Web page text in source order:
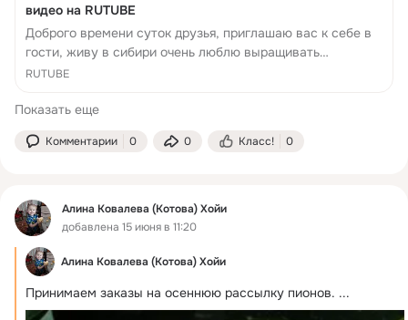
видео на RUTUBE
Доброго времени суток друзья, приглашаю вас к себе в
гости, живу в сибири очень люблю выращивать
комнатные цветы 😊 https://youtube.com/@kukla777?
RUTUBE
Показать еще
Комментарии 0 0 Класс! 0
Алина Ковалева (Котова) Хойи
добавлена 15 июня в 11:20
Алина Ковалева (Котова) Хойи
Принимаем заказы на осеннюю рассылку пионов. ...